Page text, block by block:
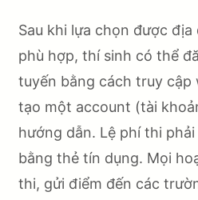
Sau khi lựa chọn được
phù hợp, thí sinh có thể
tuyến bằng cách truy cập
tạo một account (tài
hướng dẫn. Lệ phí thi
bằng thẻ tín dụng. Mọi
thi, gửi điểm đến các